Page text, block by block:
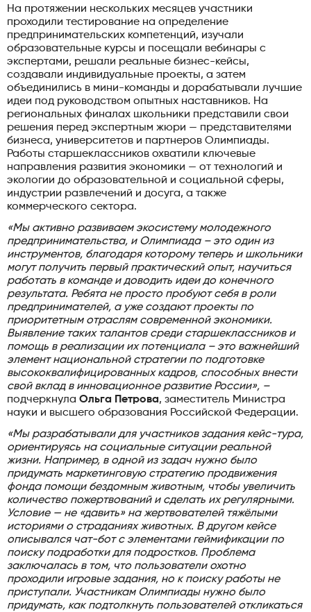
На протяжении нескольких месяцев участники
проходили тестирование на определение
предпринимательских компетенций, изучали
образовательные курсы и посещали вебинары с
экспертами, решали реальные бизнес-кейсы,
создавали индивидуальные проекты, а затем
объединились в мини-команды и дорабатывали лучшие
идеи под руководством опытных наставников. На
региональных финалах школьники представили свои
решения перед экспертным жюри — представителями
бизнеса, университетов и партнеров Олимпиады.
Работы старшеклассников охватили ключевые
направления развития экономики — от технологий и
экологии до образовательной и социальной сферы,
индустрии развлечений и досуга, а также
коммерческого сектора.
«Мы активно развиваем экосистему молодежного
предпринимательства, и Олимпиада – это один из
инструментов, благодаря которому теперь и школьники
могут получить первый практический опыт, научиться
работать в команде и доводить идеи до конечного
результата. Ребята не просто пробуют себя в роли
предпринимателей, а уже создают проекты по
приоритетным отраслям современной экономики.
Выявление таких талантов среди старшеклассников и
помощь в реализации их потенциала – это важнейший
элемент национальной стратегии по подготовке
высококвалифицированных кадров, способных внести
свой вклад в инновационное развитие России», –
подчеркнула Ольга Петрова, заместитель Министра
науки и высшего образования Российской Федерации.
«Мы разрабатывали для участников задания кейс-тура,
ориентируясь на социальные ситуации реальной
жизни. Например, в одной из задач нужно было
придумать маркетинговую стратегию продвижения
фонда помощи бездомным животным, чтобы увеличить
количество пожертвований и сделать их регулярными.
Условие — не «давить» на жертвователей тяжёлыми
историями о страданиях животных. В другом кейсе
описывался чат-бот с элементами геймификации по
поиску подработки для подростков. Проблема
заключалась в том, что пользователи охотно
проходили игровые задания, но к поиску работы не
приступали. Участникам Олимпиады нужно было
придумать, как подтолкнуть пользователей откликаться